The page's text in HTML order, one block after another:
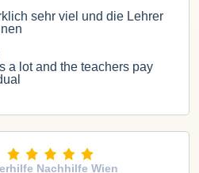
sehr viel und die Lehrer
a lot and the teachers pay
Nachhilfe Wien